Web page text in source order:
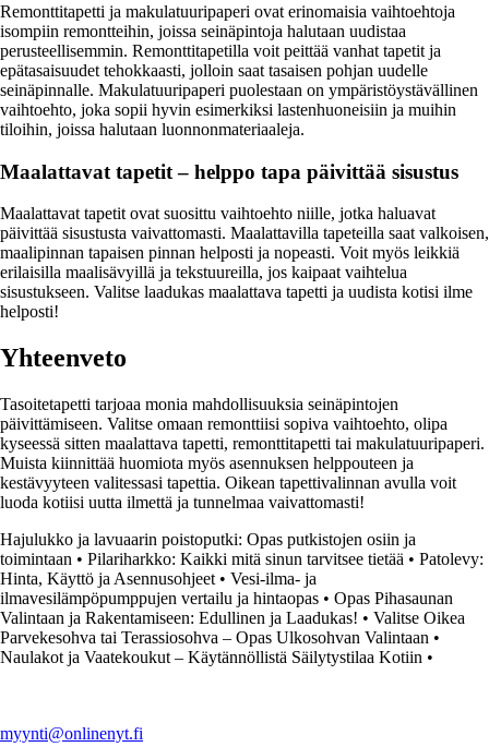
Remonttitapetti ja makulatuuripaperi ovat erinomaisia vaihtoehtoja
isompiin remontteihin, joissa seinäpintoja halutaan uudistaa
perusteellisemmin. Remonttitapetilla voit peittää vanhat tapetit ja
epätasaisuudet tehokkaasti, jolloin saat tasaisen pohjan uudelle
seinäpinnalle. Makulatuuripaperi puolestaan on ympäristöystävällinen
vaihtoehto, joka sopii hyvin esimerkiksi lastenhuoneisiin ja muihin
tiloihin, joissa halutaan luonnonmateriaaleja.
Maalattavat tapetit – helppo tapa päivittää sisustus
Maalattavat tapetit ovat suosittu vaihtoehto niille, jotka haluavat
päivittää sisustusta vaivattomasti. Maalattavilla tapeteilla saat valkoisen,
maalipinnan tapaisen pinnan helposti ja nopeasti. Voit myös leikkiä
erilaisilla maalisävyillä ja tekstuureilla, jos kaipaat vaihtelua
sisustukseen. Valitse laadukas maalattava tapetti ja uudista kotisi ilme
helposti!
Yhteenveto
Tasoitetapetti tarjoaa monia mahdollisuuksia seinäpintojen
päivittämiseen. Valitse omaan remonttiisi sopiva vaihtoehto, olipa
kyseessä sitten maalattava tapetti, remonttitapetti tai makulatuuripaperi.
Muista kiinnittää huomiota myös asennuksen helppouteen ja
kestävyyteen valitessasi tapettia. Oikean tapettivalinnan avulla voit
luoda kotiisi uutta ilmettä ja tunnelmaa vaivattomasti!
Hajulukko ja lavuaarin poistoputki: Opas putkistojen osiin ja
toimintaan • Pilariharkko: Kaikki mitä sinun tarvitsee tietää • Patolevy:
Hinta, Käyttö ja Asennusohjeet • Vesi-ilma- ja
ilmavesilämpöpumppujen vertailu ja hintaopas • Opas Pihasaunan
Valintaan ja Rakentamiseen: Edullinen ja Laadukas! • Valitse Oikea
Parvekesohva tai Terassiosohva – Opas Ulkosohvan Valintaan •
Naulakot ja Vaatekoukut – Käytännöllistä Säilytystilaa Kotiin •
myynti@onlinenyt.fi